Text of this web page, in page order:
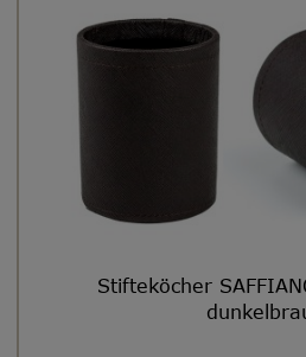
Stifteköcher